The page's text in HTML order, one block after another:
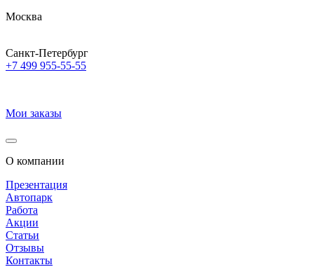
Москва
Санкт-Петербург
+7 499 955-55-55
Мои заказы
О компании
Презентация
Автопарк
Работа
Акции
Статьи
Отзывы
Контакты